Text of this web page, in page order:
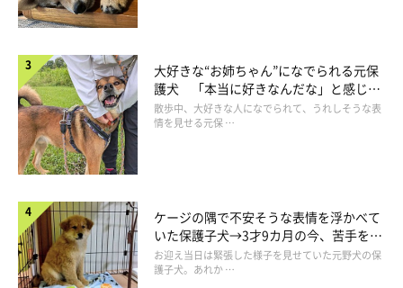
@niko71212202
これまでにも、飼い主さんが落ち込んだときに膝に乗ってくるこ
とはあったというエルちゃん。飼い主さんのもとに何かを持って
大好きな“お姉ちゃん”になでられる元保
護犬 「本当に好きなんだな」と感じる
表情にほっこり
散歩中、大好きな人になでられて、うれしそうな表
情を見せる元保 …
ケージの隅で不安そうな表情を浮かべて
いた保護子犬→3才9カ月の今、苦手を克
服し頼もしいコに成長！
お迎え当日は緊張した様子を見せていた元野犬の保
護子犬。あれか …